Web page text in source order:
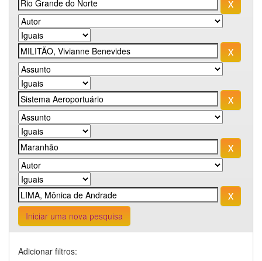
Iniciar uma nova pesquisa
Adicionar filtros: